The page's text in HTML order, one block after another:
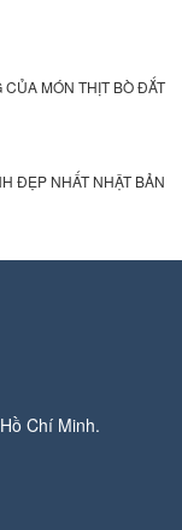
CỦA MÓN THỊT BÒ ĐẮT
ĐẸP NHẤT NHẬT BẢN
Chí Minh.